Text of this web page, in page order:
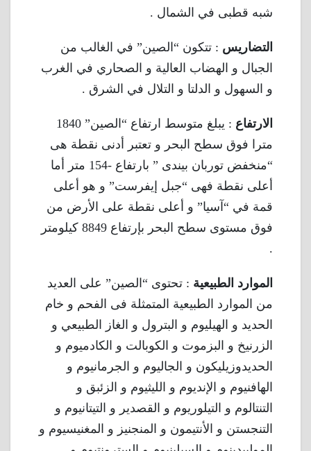
شبه قطبى في الشمال .
التضاريس : تتكون “الصين” في الغالب من
الجبال و الهضاب العالية و الصحاري في الغرب
و السهول و الدلتا و التلال في الشرق .
الارتفاع
: يبلغ متوسط ارتفاع “الصين” 1840
مترا فوق سطح البحر و تعتبر أدنى نقطة هى
“منخفض توربان بيندى ” بارتفاع -154 متر أما
أعلى نقطة فهى “جبل إيفرست” و هو أعلى
قمة في “آسيا” و أعلى نقطة على الأرض من
فوق مستوى سطح البحر بإرتفاع 8849 كيلومتر
.
الموارد الطبيعية : تحتوى “الصين” على العديد
من الموارد الطبيعية المتمثلة فى الفحم و خام
الحديد و الهيليوم و البترول و الغاز الطبيعي و
الزرنيخ و البزموت و الكوبالت و الكادميوم و
الحديدوزيليكون و الجاليوم و الجرمانيوم و
الهافنيوم و الإنديوم و الليثيوم و الزئبق و
التنتالوم و التيلوريوم و القصدير و التيتانيوم و
التنجستن و الأنتيمون و المنجنيز و المغنيسيوم و